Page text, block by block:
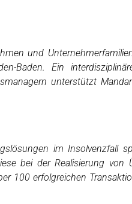
und
Baden. Ein
unterstützt
im Insolvenzfall
bei der Realisierung von
100 erfolgreichen